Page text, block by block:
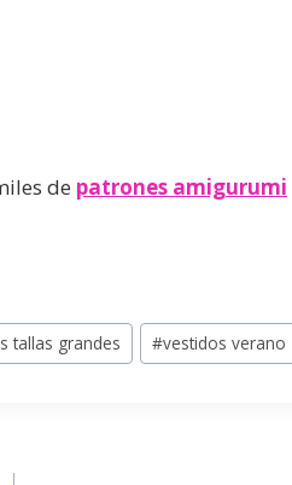
de patrones amigurumi
tallas grandes #vestidos verano